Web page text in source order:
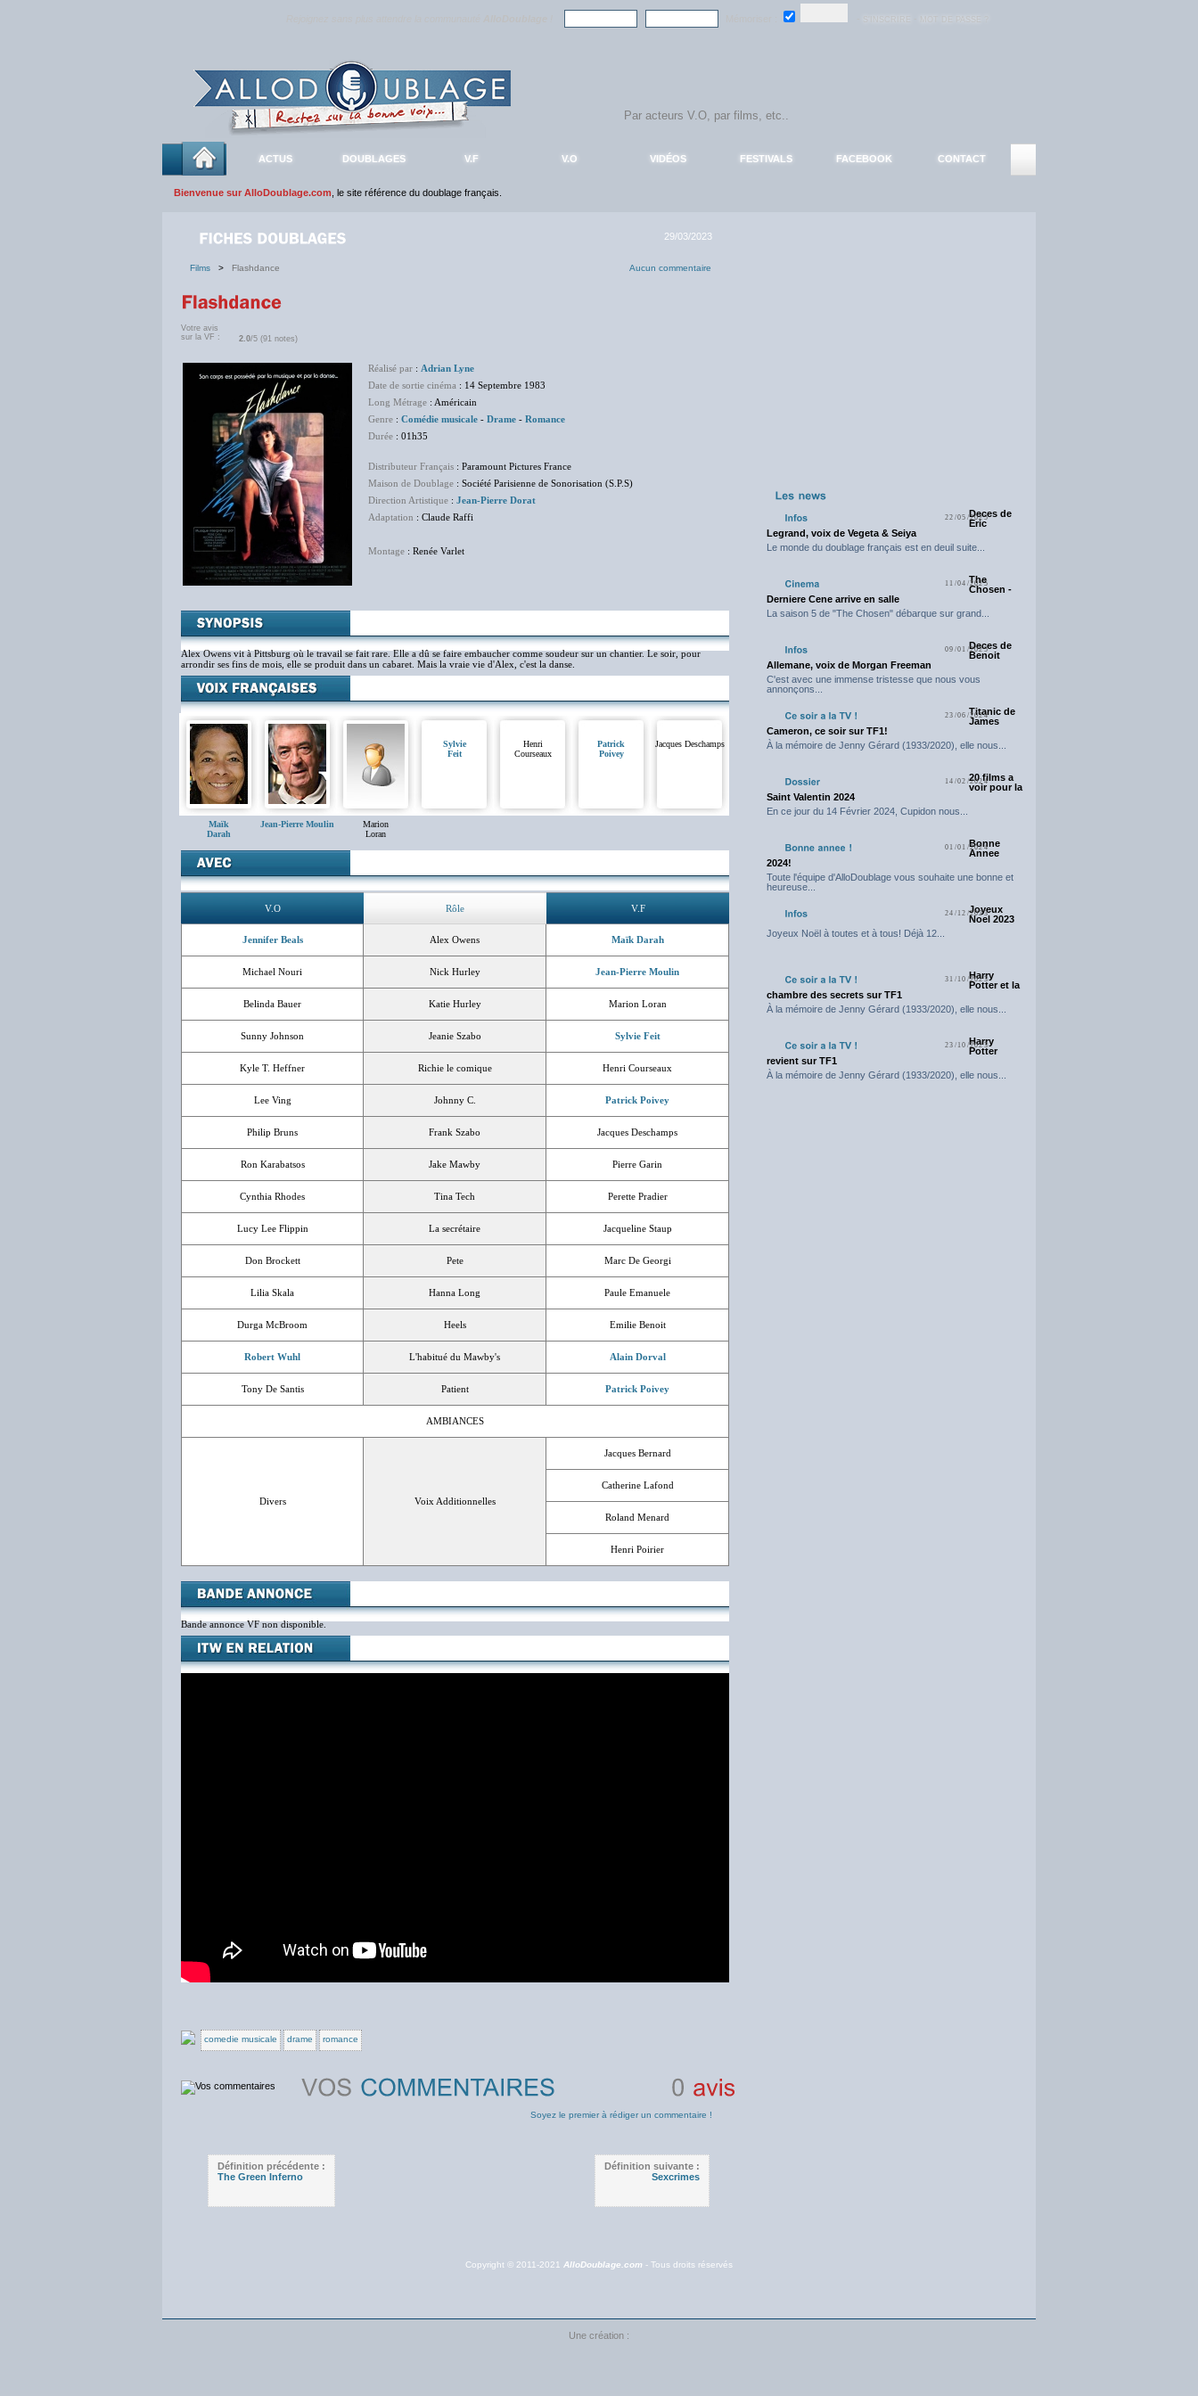
ACTUS DOUBLAGES V.F V.O VIDÉOS FESTIVALS FACEBOOK CONTACT
Bienvenue sur AlloDoublage.com , le site référence du doublage français.
29/03/2023
Films > Flashdance Aucun commentaire
Votre avis
sur la VF :
2.0/5 (91 notes)
Réalisé par : Adrian Lyne
Date de sortie cinéma : 14 Septembre 1983
Long Métrage : Américain
Genre : Comédie musicale - Drame - Romance
Durée : 01h35
Distributeur Français : Paramount Pictures France
Maison de Doublage : Société Parisienne de Sonorisation (S.P.S)
Direction Artistique : Jean-Pierre Dorat
Adaptation : Claude Raffi
Montage : Renée Varlet
Alex Owens vit à Pittsburg où le travail se fait rare. Elle a dû se faire embaucher comme soudeur sur un chantier. Le soir, pour
arrondir ses fins de mois, elle se produit dans un cabaret. Mais la vraie vie d'Alex, c'est la danse.
Maïk
Darah
Jean-Pierre Moulin
Marion
Loran
Sylvie
Feit
Henri
Courseaux
Patrick
Poivey
Jacques Deschamps
V.O Rôle V.F
Jennifer Beals Alex Owens Maïk Darah
Michael Nouri Nick Hurley Jean-Pierre Moulin
Belinda Bauer Katie Hurley Marion Loran
Sunny Johnson Jeanie Szabo Sylvie Feit
Kyle T. Heffner Richie le comique Henri Courseaux
Lee Ving Johnny C. Patrick Poivey
Philip Bruns Frank Szabo Jacques Deschamps
Ron Karabatsos Jake Mawby Pierre Garin
Cynthia Rhodes Tina Tech Perette Pradier
Lucy Lee Flippin La secrétaire Jacqueline Staup
Don Brockett Pete Marc De Georgi
Lilia Skala Hanna Long Paule Emanuele
Durga McBroom Heels Emilie Benoit
Robert Wuhl L'habitué du Mawby's Alain Dorval
Tony De Santis Patient Patrick Poivey
AMBIANCES
Divers Voix Additionnelles
Jacques Bernard
Catherine Lafond
Roland Menard
Henri Poirier
Bande annonce VF non disponible.
comedie musicale drame romance
Soyez le premier à rédiger un commentaire !
Définition précédente :
The Green Inferno
Définition suivante :
Sexcrimes
22/05/2025Deces de
Eric
Legrand, voix de Vegeta & Seiya
Le monde du doublage français est en deuil suite...
11/04/2025
The
Chosen -
Derniere Cene arrive en salle
La saison 5 de "The Chosen" débarque sur grand...
09/01/2025Deces de
Benoit
Allemane, voix de Morgan Freeman
C'est avec une immense tristesse que nous vous
annonçons...
23/06/2024Titanic de
James
Cameron, ce soir sur TF1!
À la mémoire de Jenny Gérard (1933/2020), elle nous...
14/02/202420 films a
voir pour la
Saint Valentin 2024
En ce jour du 14 Février 2024, Cupidon nous...
01/01/2024
Bonne
Annee
2024!
Toute l'équipe d'AlloDoublage vous souhaite une bonne et
heureuse...
24/12/2023
Joyeux
Noel 2023
Joyeux Noël à toutes et à tous! Déjà 12...
31/10/2023
Harry
Potter et la
chambre des secrets sur TF1
À la mémoire de Jenny Gérard (1933/2020), elle nous...
23/10/2023
Harry
Potter
revient sur TF1
À la mémoire de Jenny Gérard (1933/2020), elle nous...
Copyright © 2011-2021 AlloDoublage.com - Tous droits réservés
Une création :